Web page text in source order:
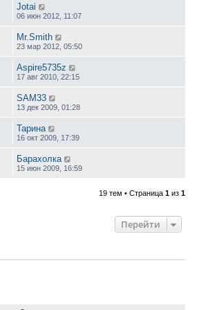
Jotai
06 июн 2012, 11:07
Mr.Smith
23 мар 2012, 05:50
Aspire5735z
17 авг 2010, 22:15
SAM33
13 дек 2009, 01:28
Тарина
16 окт 2009, 17:39
Барахолка
15 июн 2009, 16:59
19 тем • Страница 1 из 1
Перейти